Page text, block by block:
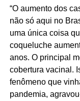
“O aumento dos
não só aqui no
uma única coisa
coqueluche
anos. O principal
cobertura vacinal.
fenômeno que
pandemia,